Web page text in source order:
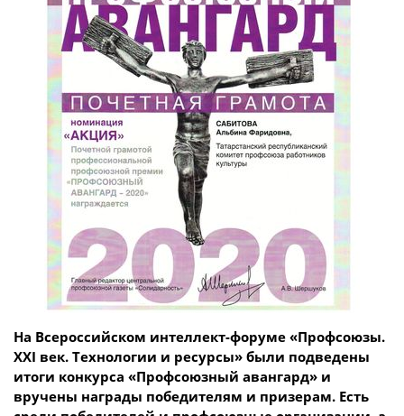
На Всероссийском интеллект-форуме «Профсоюзы.
XXI век. Технологии и ресурсы» были подведены
итоги конкурса «Профсоюзный авангард» и
вручены награды победителям и призерам. Есть